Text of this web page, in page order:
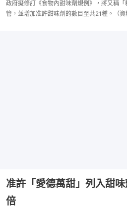
政府擬修訂《食物內甜味劑規例》，將又稱
管，並增加准許甜味劑的數目至共21種。（資
准許「愛德萬甜」列入甜
倍